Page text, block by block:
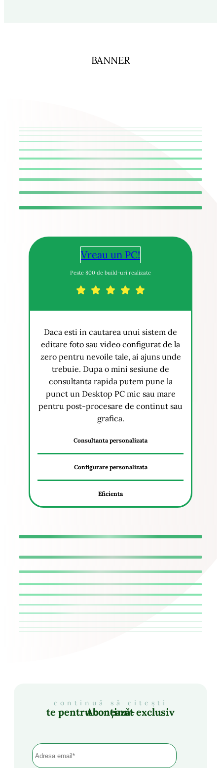
BANNER
Vreau un PC!
Peste 800 de build-uri realizate
Daca esti in cautarea unui sistem de
editare foto sau video configurat de la
zero pentru nevoile tale, ai ajuns unde
trebuie. Dupa o mini sesiune de
consultanta rapida putem pune la
punct un Desktop PC mic sau mare
pentru post-procesare de continut sau
grafica.
Consultanta personalizata
Configurare personalizata
Eficienta
continuă să citești
Abonează-te pentru conținut exclusiv